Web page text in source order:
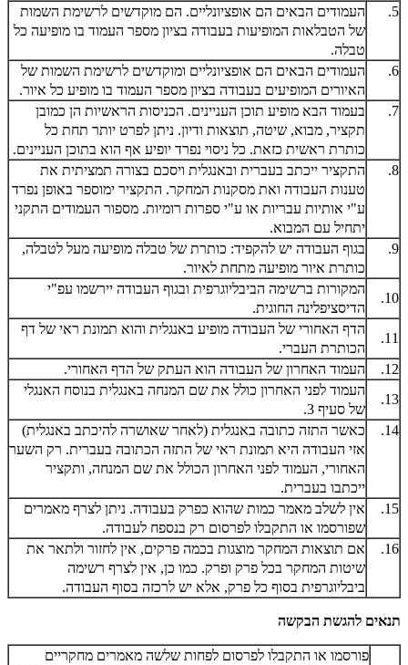
5.
העמודים הבאים הם אופציונליים. הם מוקדשים לרשימת השמות
של הטבלאות המופיעות בעבודה בציון מספר העמוד בו מופיעה כל
טבלה.
6.
העמודים הבאים הם אופציונליים ומוקדשים לרשימת השמות של
האיורים המופיעים בעבודה בציון מספר העמוד בו מופיע כל איור.
7.
בעמוד הבא מופיע תוכן העניינים. הכניסות הראשיות הן כמובן
תקציר, מבוא, שיטה, תוצאות ודיון. ניתן לפרט יותר תחת כל
כותרת ראשית כזאת. כל ניסוי נפרד יופיע אף הוא בתוכן העניינים.
8.
התקציר ייכתב בעברית ובאנגלית ויסכם בצורה תמציתית את
טענות העבודה ואת מסקנות המחקר. התקציר ימוספר באופן נפרד
ע"י אותיות עבריות או ע"י ספרות רומיות. מספור העמודים התקני
יתחיל עם המבוא.
9.
בגוף העבודה יש להקפיד: כותרת של טבלה מופיעה מעל לטבלה,
כותרת איור מופיעה מתחת לאיור.
10.
המקורות ברשימה הביבליוגרפית ובגוף העבודה יירשמו עפ"י
הדיסציפלינה החוגית.
11.
הדף האחורי של העבודה מופיע באנגלית והוא תמונת ראי של דף
הכותרת העברי.
12.
העמוד האחרון של העבודה הוא העתק של הדף האחורי.
13.
העמוד לפני האחרון כולל את שם המנחה באנגלית בנוסח האנגלי
של סעיף 3.
14.
כאשר התזה כתובה באנגלית (לאחר שאושרה להיכתב באנגלית)
אזי העבודה היא תמונת ראי של התזה הכתובה בעברית. רק השער
האחורי, העמוד לפני האחרון הכולל את שם המנחה, ותקציר
ייכתבו בעברית.
15.
אין לשלב מאמר כמות שהוא כפרק בעבודה. ניתן לצרף מאמרים
שפורסמו או התקבלו לפרסום רק בנספח לעבודה.
16.
אם תוצאות המחקר מוצגות בכמה פרקים, אין לחזור ולתאר את
שיטות המחקר בכל פרק ופרק. כמו כן, אין לצרף רשימה
ביבליוגרפית בסוף כל פרק, אלא יש לרכזה בסוף העבודה.
תנאים להגשת הבקשה
פורסמו או התקבלו לפרסום לפחות שלשה מאמרים מחקריים